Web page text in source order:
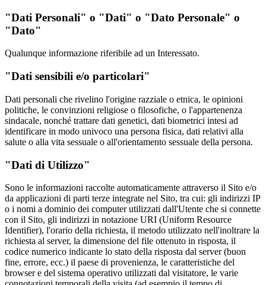
"Dati Personali" o "Dati" o "Dato Personale" o
"Dato"
Qualunque informazione riferibile ad un Interessato.
"Dati sensibili e/o particolari"
Dati personali che rivelino l'origine razziale o etnica, le opinioni
politiche, le convinzioni religiose o filosofiche, o l'appartenenza
sindacale, nonché trattare dati genetici, dati biometrici intesi ad
identificare in modo univoco una persona fisica, dati relativi alla
salute o alla vita sessuale o all'orientamento sessuale della persona.
"Dati di Utilizzo"
Sono le informazioni raccolte automaticamente attraverso il Sito e/o
da applicazioni di parti terze integrate nel Sito, tra cui: gli indirizzi IP
o i nomi a dominio dei computer utilizzati dall'Utente che si connette
con il Sito, gli indirizzi in notazione URI (Uniform Resource
Identifier), l'orario della richiesta, il metodo utilizzato nell'inoltrare la
richiesta al server, la dimensione del file ottenuto in risposta, il
codice numerico indicante lo stato della risposta dal server (buon
fine, errore, ecc.) il paese di provenienza, le caratteristiche del
browser e del sistema operativo utilizzati dal visitatore, le varie